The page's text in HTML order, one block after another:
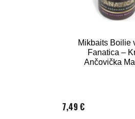
Mikbaits Boilie
Fanatica –
Ančovička
7,49 €